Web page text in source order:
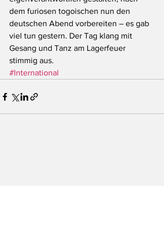
dem furiosen togoischen nun den
deutschen Abend vorbereiten – es gab
viel tun gestern. Der Tag klang mit
Gesang und Tanz am Lagerfeuer
stimmig aus.
#International